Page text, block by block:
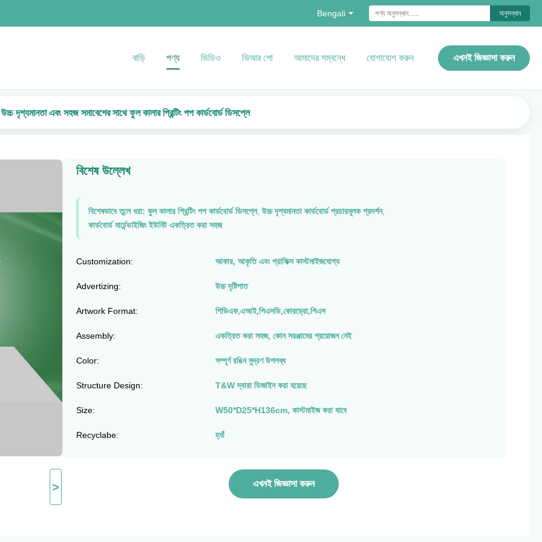
Bengali অনুসন্ধান
বাড়ি পণ্য ভিডিও ভিআর শো আমাদের সম্বন্ধে যোগাযোগ করুন এখনই জিজ্ঞাসা করুন
দৃশ্যমানতা এবং সহজ সমাবেশের সাথে ফুল কালার প্রিন্টিং পপ কার্ডবোর্ড ডিসপ্লে
>
বিশেষ উল্লেখ
বিশেষভাবে তুলে ধরা: ফুল কালার প্রিন্টিং পপ কার্ডবোর্ড ডিসপ্লে, উচ্চ দৃশ্যমানতা কার্ডবোর্ড প্রচারমূলক প্রদর্শন,
কার্ডবোর্ড মার্চেন্ডাইজিং ইউনিট একত্রিত করা সহজ
Customization: আকার, আকৃতি এবং গ্রাফিক্স কাস্টমাইজযোগ্য
Advertizing: উচ্চ দৃষ্টিপাত
Artwork Format: পিডিএফ,এআই,পিএসডি,কোরড্রো,পিএস
Assembly: একত্রিত করা সহজ, কোন সরঞ্জামের প্রয়োজন নেই
Color: সম্পূর্ণ রঙিন মুদ্রণ উপলব্ধ
Structure Design: T&W দ্বারা ডিজাইন করা হয়েছে
Size: W50*D25*H136cm, কাস্টমাইজ করা যাবে
Recyclabe: হ্যাঁ
এখনই জিজ্ঞাসা করুন